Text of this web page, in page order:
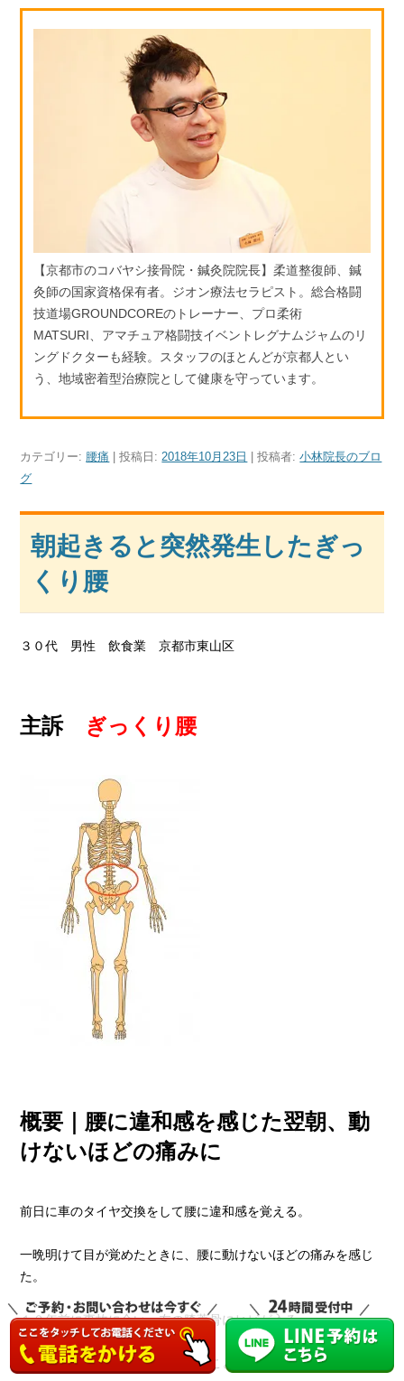
【京都市のコバヤシ接骨院・鍼灸院院長】柔道整復師、鍼
灸師の国家資格保有者。ジオン療法セラピスト。総合格闘
技道場GROUNDCOREのトレーナー、プロ柔術
MATSURI、アマチュア格闘技イベントレグナムジャムのリ
ングドクターも経験。スタッフのほとんどが京都人とい
う、地域密着型治療院として健康を守っています。
カテゴリー: 腰痛 | 投稿日:2018年10月23日 |投稿者:小林院長のブロ
グ
朝起きると突然発生したぎっ
くり腰
３０代 男性 飲食業 京都市東山区
主訴 ぎっくり腰
概要｜腰に違和感を感じた翌朝、動
けないほどの痛みに
前日に車のタイヤ交換をして腰に違和感を覚える。
一晩明けて目が覚めたときに、腰に動けないほどの痛みを感じ
た。
１０年前に事故に合い、左の膝蓋骨にヒビが入る。
それ以来、右の腰に痛みを覚えることが繰り返される。